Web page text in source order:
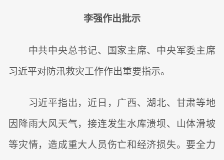
李强作出批示
中共中央总书记、国家主席、中央军委主席
习近平对防汛救灾工作作出重要指示。
习近平指出，近日，广西、湖北、甘肃等地
因降雨大风天气，接连发生水库溃坝、山体滑坡
等灾情，造成重大人员伤亡和经济损失。要全力